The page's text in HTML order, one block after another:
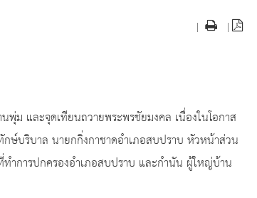
| |
ม และจุดเทียนถวายพระพรชัยมงคล เนื่องในโอกาส
ษ์บริบาล นายกกิ่งกาชาดอำเภอสบปราบ หัวหน้าส่วน
ำการปกครองอำเภอสบปราบ และกำนัน ผู้ใหญ่บ้าน